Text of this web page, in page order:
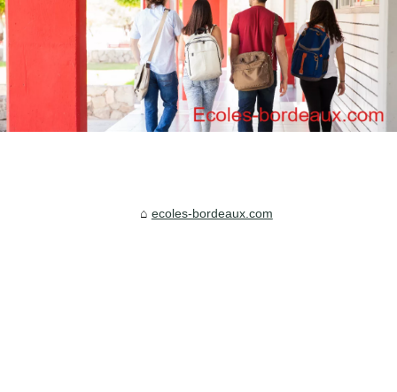
ecoles-bordeaux.com